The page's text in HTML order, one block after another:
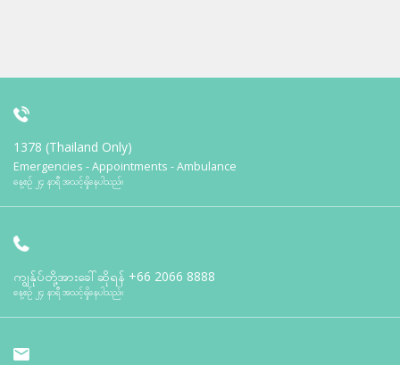
1378 (Thailand Only)
Emergencies - Appointments - Ambulance
နေ့စဉ် ၂၄ နာရီ အသင့်ရှိနေပါသည်။
ကျွန်ုပ်တို့အားခေါ်ဆိုရန် +66 2066 8888
နေ့စဉ် ၂၄ နာရီ အသင့်ရှိနေပါသည်။